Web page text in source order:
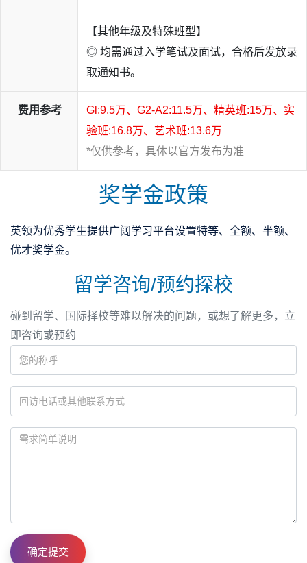
2025录取季英领学子共收到世界名校
合计约598万人民币奖学金
【其他年级及特殊班型】
◎ 均需通过入学笔试及面试，合格后发放录
取通知书。
费用参考
Gl:9.5万、G2-A2:11.5万、精英班:15万、实
验班:16.8万、艺术班:13.6万
*仅供参考，具体以官方发布为准
奖学金政策
英领为优秀学生提供广阔学习平台设置特等、全额、半额、
优才奖学金。
留学咨询/预约探校
碰到留学、国际择校等难以解决的问题，或想了解更多，立
即咨询或预约